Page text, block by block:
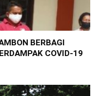
BERBAGI
COVID-19